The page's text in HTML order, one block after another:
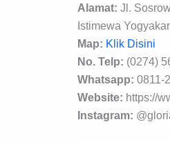
Alamat: Jl.
Istimewa
Map: Klik Disini
No. Telp: (0274)
Whatsapp: 0811-
Website: https://
Instagram: